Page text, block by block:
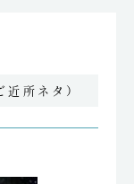
所ネタ）